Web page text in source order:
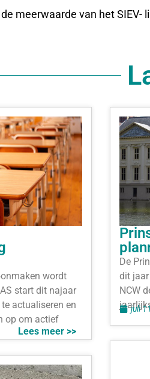
meerwaarde van het SIEV-
wordt
start dit najaar
actualiseren en
op om actief
Lees meer >>
De
dit jaar
NCW
juli